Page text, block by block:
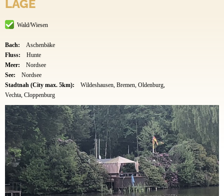
LAGE
Wald/Wiesen
Bach:
Aschenbäke
Fluss:
Hunte
Meer:
Nordsee
See:
Nordsee
Stadtnah (City max. 5km):
Wildeshausen, Bremen, Oldenburg,
Vechta, Cloppenburg